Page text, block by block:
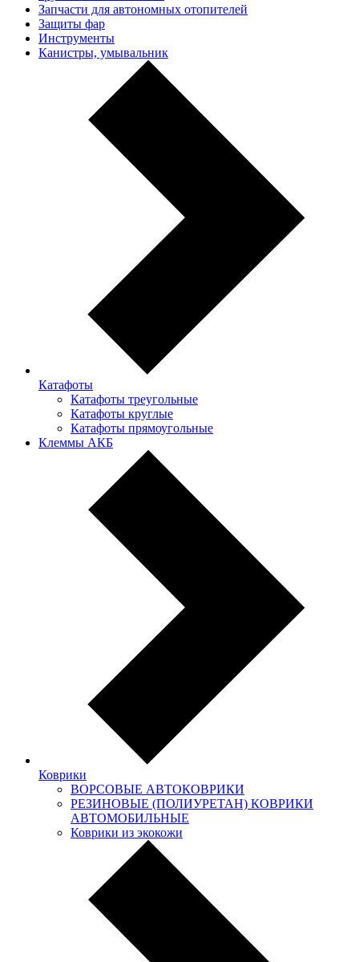
Запчасти для автономных отопителей
Защиты фар
Инструменты
Канистры, умывальник
Катафоты
Катафоты треугольные
Катафоты круглые
Катафоты прямоугольные
Клеммы АКБ
Коврики
ВОРСОВЫЕ АВТОКОВРИКИ
РЕЗИНОВЫЕ (ПОЛИУРЕТАН) КОВРИКИ
АВТОМОБИЛЬНЫЕ
Коврики из экокожи